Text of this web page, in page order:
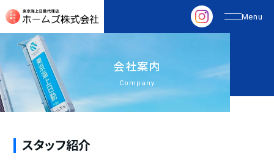
会社案内
Company
スタッフ紹介